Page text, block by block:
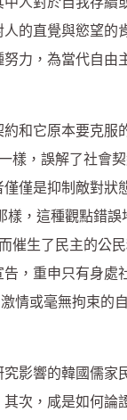
的直覺與慾望
力，為當代自由
和它原本要克服
樣，誤解了社會
僅是抑制敵對狀
，這種觀點錯
催生了民主的公民
，重申只有身處
情或毫無拘束的
影響的韓國儒家
次，咸是如何論